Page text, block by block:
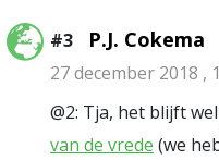
#3 P.J. Cokema
27 december 2018 ,
@2: Tja, het blijft
van de vrede (we